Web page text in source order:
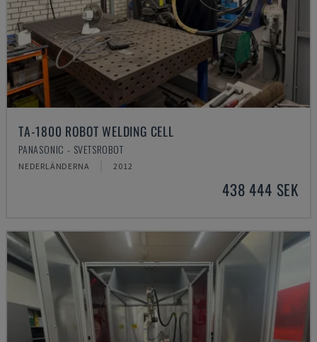
TA-1800 ROBOT WELDING CELL
PANASONIC - SVETSROBOT
NEDERLÄNDERNA 2012
438 444 SEK